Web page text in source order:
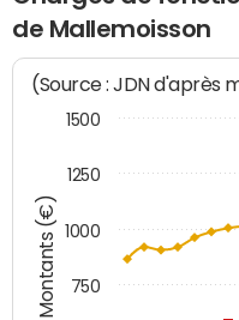
de Mallemoisson
Montants (€)
(Source : JDN d'après
750
1000
1250
1500